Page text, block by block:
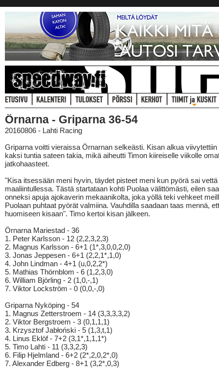
Örnarna - Griparna 36-54
20160806 - Lahti Racing
Griparna voitti vieraissa Örnarnan selkeästi. Kisan alkua viivytettiin
kaksi tuntia sateen takia, mikä aiheutti Timon kiireiselle viikolle
jatkohaasteet.
"Kisa itsessään meni hyvin, täydet pisteet meni kun pyörä sai
maaliintullessa. Tästä startataan kohti Puolaa välittömästi, eilen
onneksi apuja ajokaverin mekaanikolta, joka yöllä teki vehkeet
Puolaan puhtaat pyörät valmiina. Vauhdilla saadaan taas mennä,
huomiseen kisaan". Timo kertoi kisan jälkeen.
Örnarna Mariestad - 36
1. Peter Karlsson - 12 (2,2,3,2,3)
2. Magnus Karlsson - 6+1 (1*,3,0,0,2,0)
3. Jonas Jeppesen - 6+1 (2,2,1*,1,0)
4. John Lindman - 4+1 (u,0,2,2*)
5. Mathias Thörnblom - 6 (1,2,3,0)
6. William Björling - 2 (1,0,-,1)
7. Viktor Lockström - 0 (0,0,-,0)
Griparna Nyköping - 54
1. Magnus Zetterstroem - 14 (3,3,3,3,2)
2. Viktor Bergstroem - 3 (0,1,1,1)
3. Krzysztof Jabłoński - 5 (1,3,t,1)
4. Linus Eklöf - 7+2 (3,1*,1,1,1*)
5. Timo Lahti - 11 (3,3,2,3)
6. Filip Hjelmland - 6+2 (2*,2,0,2*,0)
7. Alexander Edberg - 8+1 (3,2*,0,3)